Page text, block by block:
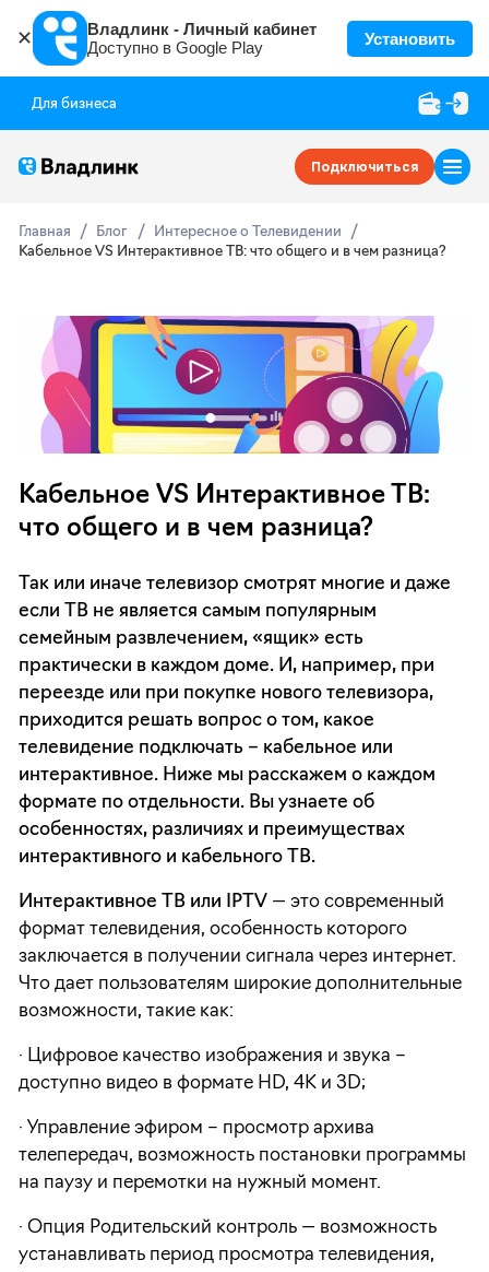
✕
Владлинк - Личный кабинет
Доступно в Google Play
Установить
Для бизнеса
Подключиться
Главная Блог
Интересное о Телевидении
Кабельное VS Интерактивное ТВ: что общего и в чем разница?
Кабельное VS Интерактивное ТВ:
что общего и в чем разница?
Так или иначе телевизор смотрят многие и даже
если ТВ не является самым популярным
семейным развлечением, «ящик» есть
практически в каждом доме. И, например, при
переезде или при покупке нового телевизора,
приходится решать вопрос о том, какое
телевидение подключать – кабельное или
интерактивное. Ниже мы расскажем о каждом
формате по отдельности. Вы узнаете об
особенностях, различиях и преимуществах
интерактивного и кабельного ТВ.
Интерактивное ТВ или IPTV — это современный
формат телевидения, особенность которого
заключается в получении сигнала через интернет.
Что дает пользователям широкие дополнительные
возможности, такие как:
· Цифровое качество изображения и звука –
доступно видео в формате HD, 4K и 3D;
· Управление эфиром – просмотр архива
телепередач, возможность постановки программы
на паузу и перемотки на нужный момент.
· Опция Родительский контроль — возможность
устанавливать период просмотра телевидения,